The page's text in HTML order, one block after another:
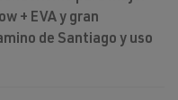
+ EVA y gran
de Santiago y uso